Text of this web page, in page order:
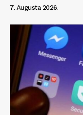
7. Augusta 2026.